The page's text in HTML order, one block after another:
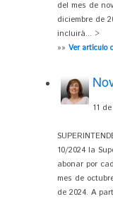
del mes de
diciembre de
incluirá... >
»» Ver artículo
11
10/2024 la
abonar por
mes de
de 2024. A